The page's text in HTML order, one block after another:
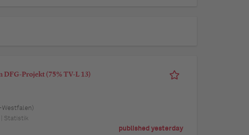
Projekt (75% TV-L 13)
| Statistik
published yesterday